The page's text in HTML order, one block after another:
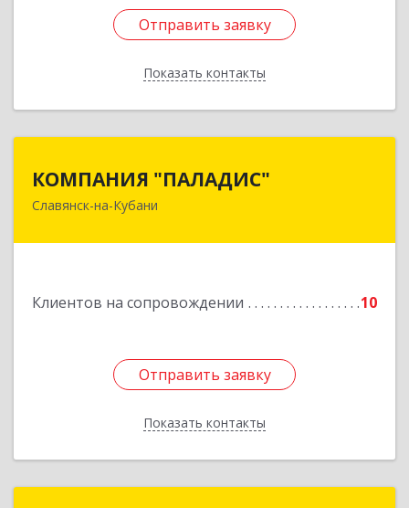
Отправить заявку
Показать контакты
Отправить заявку
Назад
КОМПАНИЯ "ПАЛАДИС"
Славянск-на-Кубани
Клиентов на сопровождении 10
Отправить заявку
Показать контакты
353560, Краснодарский край, Славянский р-н,
Подробнее
Отправить заявку
Назад